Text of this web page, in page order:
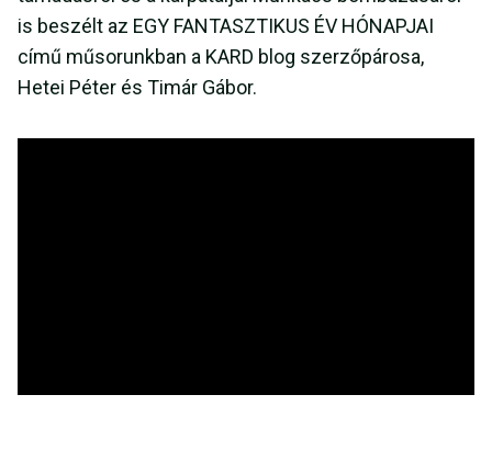
is beszélt az EGY FANTASZTIKUS ÉV HÓNAPJAI
című műsorunkban a KARD blog szerzőpárosa,
Hetei Péter és Timár Gábor.